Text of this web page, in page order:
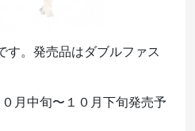
す。発売品はダブルファス
月中旬〜１０月下旬発売予